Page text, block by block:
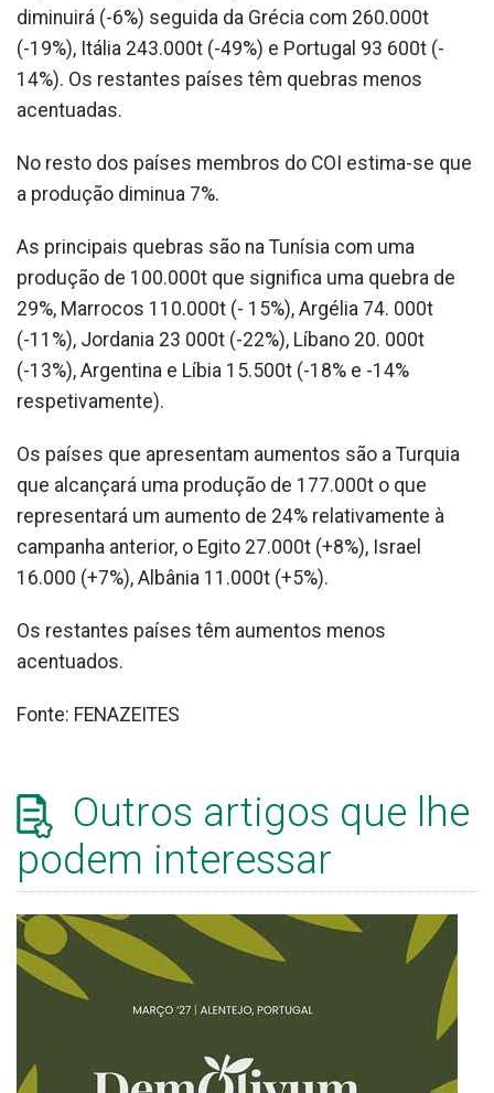
diminuirá (-6%) seguida da Grécia com 260.000t
(-19%), Itália 243.000t (-49%) e Portugal 93 600t (-
14%). Os restantes países têm quebras menos
acentuadas.
No resto dos países membros do COI estima-se que
a produção diminua 7%.
As principais quebras são na Tunísia com uma
produção de 100.000t que significa uma quebra de
29%, Marrocos 110.000t (- 15%), Argélia 74. 000t
(-11%), Jordania 23 000t (-22%), Líbano 20. 000t
(-13%), Argentina e Líbia 15.500t (-18% e -14%
respetivamente).
Os países que apresentam aumentos são a Turquia
que alcançará uma produção de 177.000t o que
representará um aumento de 24% relativamente à
campanha anterior, o Egito 27.000t (+8%), Israel
16.000 (+7%), Albânia 11.000t (+5%).
Os restantes países têm aumentos menos
acentuados.
Fonte: FENAZEITES
Outros artigos que lhe
podem interessar